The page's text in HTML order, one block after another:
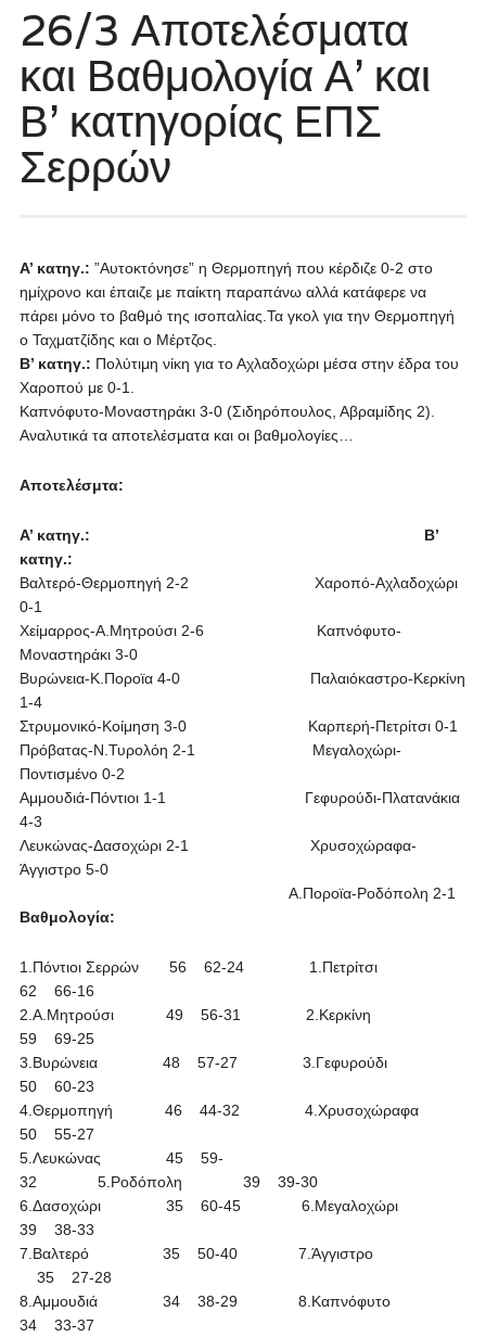
26/3 Αποτελέσματα
και Βαθμολογία Α’ και
Β’ κατηγορίας ΕΠΣ
Σερρών
Α’ κατηγ.: ”Αυτοκτόνησε” η Θερμοπηγή που κέρδιζε 0-2 στο
ημίχρονο και έπαιζε με παίκτη παραπάνω αλλά κατάφερε να
πάρει μόνο το βαθμό της ισοπαλίας.Τα γκολ για την Θερμοπηγή
ο Ταχματζίδης και ο Μέρτζος.
Β’ κατηγ.: Πολύτιμη νίκη για το Αχλαδοχώρι μέσα στην έδρα του
Χαροπού με 0-1.
Καπνόφυτο-Μοναστηράκι 3-0 (Σιδηρόπουλος, Αβραμίδης 2).
Αναλυτικά τα αποτελέσματα και οι βαθμολογίες…
Αποτελέσμτα:
Α’ κατηγ.: Β’
κατηγ.:
Βαλτερό-Θερμοπηγή 2-2 Χαροπό-Αχλαδοχώρι
0-1
Χείμαρρος-Α.Μητρούσι 2-6 Καπνόφυτο-
Μοναστηράκι 3-0
Βυρώνεια-Κ.Ποροϊα 4-0 Παλαιόκαστρο-Κερκίνη
1-4
Στρυμονικό-Κοίμηση 3-0 Καρπερή-Πετρίτσι 0-1
Πρόβατας-Ν.Τυρολόη 2-1 Μεγαλοχώρι-
Ποντισμένο 0-2
Αμμουδιά-Πόντιοι 1-1 Γεφυρούδι-Πλατανάκια
4-3
Λευκώνας-Δασοχώρι 2-1 Χρυσοχώραφα-
Άγγιστρο 5-0
Α.Ποροϊα-Ροδόπολη 2-1
Βαθμολογία:
1.Πόντιοι Σερρών 56 62-24 1.Πετρίτσι
62 66-16
2.Α.Μητρούσι 49 56-31 2.Κερκίνη
59 69-25
3.Βυρώνεια 48 57-27 3.Γεφυρούδι
50 60-23
4.Θερμοπηγή 46 44-32 4.Χρυσοχώραφα
50 55-27
5.Λευκώνας 45 59-
32 5.Ροδόπολη 39 39-30
6.Δασοχώρι 35 60-45 6.Μεγαλοχώρι
39 38-33
7.Βαλτερό 35 50-40 7.Άγγιστρο
35 27-28
8.Αμμουδιά 34 38-29 8.Καπνόφυτο
34 33-37